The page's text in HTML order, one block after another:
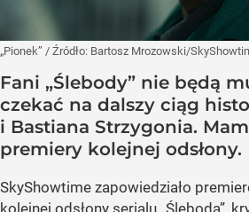
„Pionek” / Źródło: Bartosz Mrozowski/
Fani „Ślebody” nie będą
czekać na dalszy ciąg
i Bastiana Strzygonia.
premiery kolejnej odsłony.
SkyShowtime zapowiedziało
kolejnej odsłony serialu „Śleboda”,